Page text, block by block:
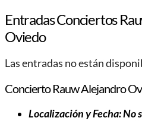
Entradas Conciertos
Oviedo
Las entradas no están
Concierto Rauw Alejandro
Localización y Fecha: No